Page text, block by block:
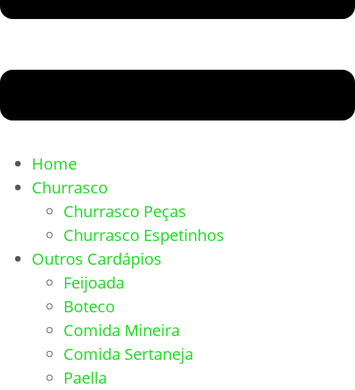
Home
Churrasco
Churrasco Peças
Churrasco Espetinhos
Outros Cardápios
Feijoada
Boteco
Comida Mineira
Comida Sertaneja
Paella